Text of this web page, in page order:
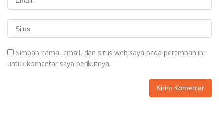
Simpan nama, email, dan situs web saya pada peramban ini
untuk komentar saya berikutnya.